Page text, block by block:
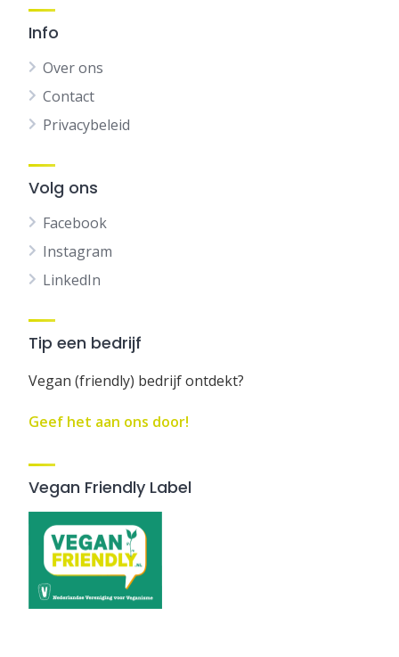
Info
Over ons
Contact
Privacybeleid
Volg ons
Facebook
Instagram
LinkedIn
Tip een bedrijf
Vegan (friendly) bedrijf ontdekt?
Geef het aan ons door!
Vegan Friendly Label